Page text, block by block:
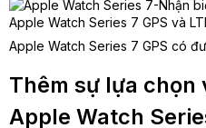
Apple Watch Series 7 GPS có
Thêm sự lựa chọn
Apple Watch